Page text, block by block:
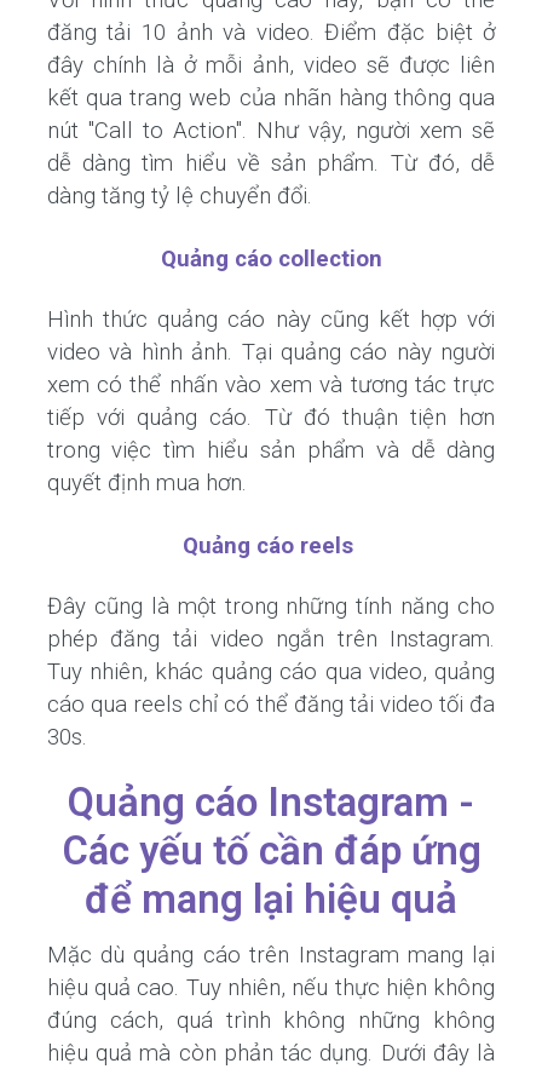
đăng tải 10 ảnh và video. Điểm đặc biệt ở
đây chính là ở mỗi ảnh, video sẽ được liên
kết qua trang web của nhãn hàng thông qua
nút "Call to Action". Như vậy, người xem sẽ
dễ dàng tìm hiểu về sản phẩm. Từ đó, dễ
dàng tăng tỷ lệ chuyển đổi.
Quảng cáo collection
Hình thức quảng cáo này cũng kết hợp với
video và hình ảnh. Tại quảng cáo này người
xem có thể nhấn vào xem và tương tác trực
tiếp với quảng cáo. Từ đó thuận tiện hơn
trong việc tìm hiểu sản phẩm và dễ dàng
quyết định mua hơn.
Quảng cáo reels
Đây cũng là một trong những tính năng cho
phép đăng tải video ngắn trên Instagram.
Tuy nhiên, khác quảng cáo qua video, quảng
cáo qua reels chỉ có thể đăng tải video tối đa
30s.
Quảng cáo Instagram -
Các yếu tố cần đáp ứng
để mang lại hiệu quả
Mặc dù quảng cáo trên Instagram mang lại
hiệu quả cao. Tuy nhiên, nếu thực hiện không
đúng cách, quá trình không những không
hiệu quả mà còn phản tác dụng. Dưới đây là